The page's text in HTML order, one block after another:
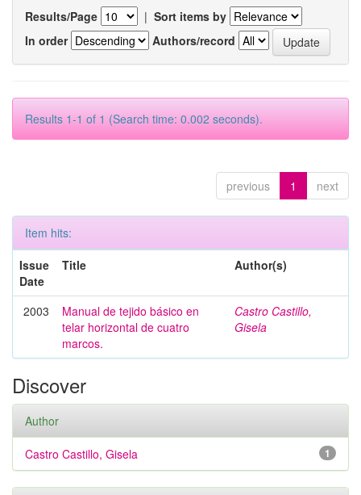
Results/Page | Sort items by
In order
Authors/record
Results 1-1 of 1 (Search time: 0.002 seconds).
previous 1 next
Item hits:
Issue
Date
Title Author(s)
2003
Manual de tejido básico en
telar horizontal de cuatro
marcos.
Castro Castillo,
Gisela
Discover
Author
1
Castro Castillo, Gisela